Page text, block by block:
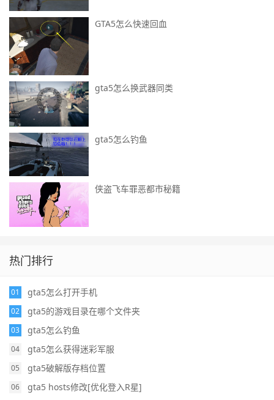
GTA5怎么快速回血
gta5怎么换武器同类
gta5怎么钓鱼
侠盗飞车罪恶都市秘籍
热门排行
01 gta5怎么打开手机
02 gta5的游戏目录在哪个文件夹
03 gta5怎么钓鱼
04 gta5怎么获得迷彩军服
05 gta5破解版存档位置
06 gta5 hosts修改[优化登入R星]